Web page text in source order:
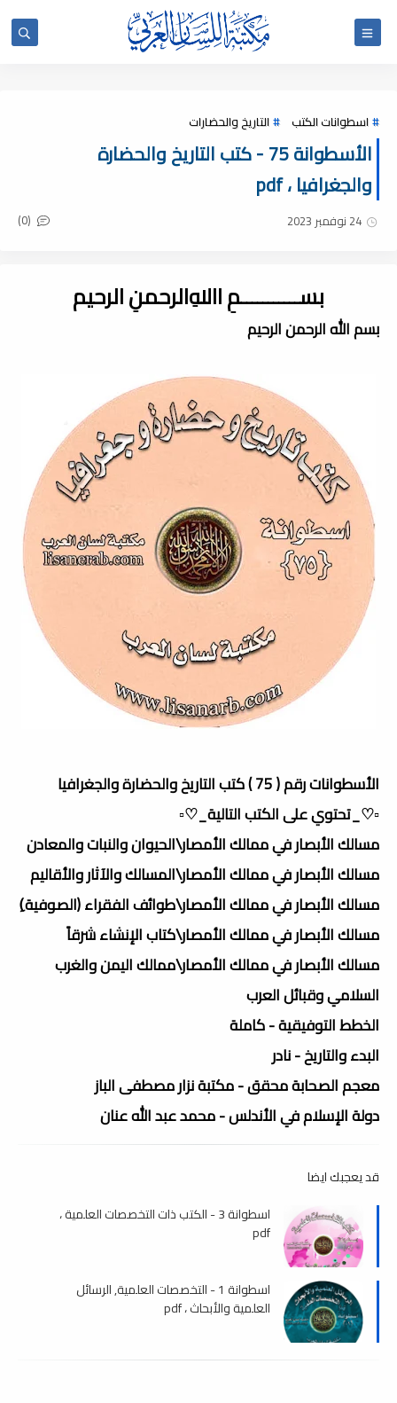
اسطوانات الكتب التاريخ والحضارات
الأسطوانة 75 - كتب التاريخ والحضارة
والجغرافيا ، pdf
24 نوفمبر 2023 (0)
بســـــــــــمِ اﷲِالرحمنِ الرحيم
بسم الله الرحمن الرحيم
الأسطوانات رقم ( 75 ) كتب التاريخ والحضارة والجغرافيا
▫️♡_تحتوي على الكتب التالية_♡▫️
مسالك الأبصار في ممالك الأمصار\الحيوان والنبات والمعادن
مسالك الأبصار في ممالك الأمصار\المسالك والآثار والأقاليم
مسالك الأبصار في ممالك الأمصار\طوائف الفقراء (الصوفية)ِ
مسالك الأبصار في ممالك الأمصار\كتاب الإنشاء شرقاً
مسالك الأبصار في ممالك الأمصار\ممالك اليمن والغرب
السلامي وقبائل العرب
الخطط التوفيقية - كاملة
البدء والتاريخ - نادر
معجم الصحابة محقق - مكتبة نزار مصطفى الباز
دولة الإسلام في الأندلس - محمد عبد الله عنان
قد يعجبك ايضا
اسطوانة 3 - الكتب ذات التخصصات العلمية ،
pdf
اسطوانة 1 - التخصصات العلمية, الرسائل
العلمية والأبحاث ، pdf